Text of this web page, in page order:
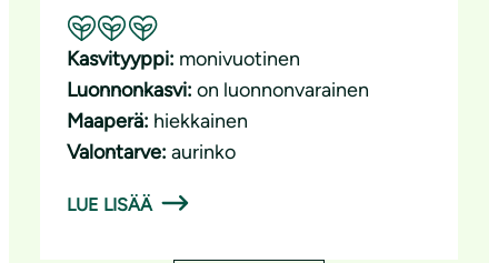
Suositeltavuus: Erinomainen pölyttäjäkasvi
Kasvityyppi: monivuotinen
Luonnonkasvi: on luonnonvarainen
Maaperä: hiekkainen
Valontarve: aurinko
LUE LISÄÄ